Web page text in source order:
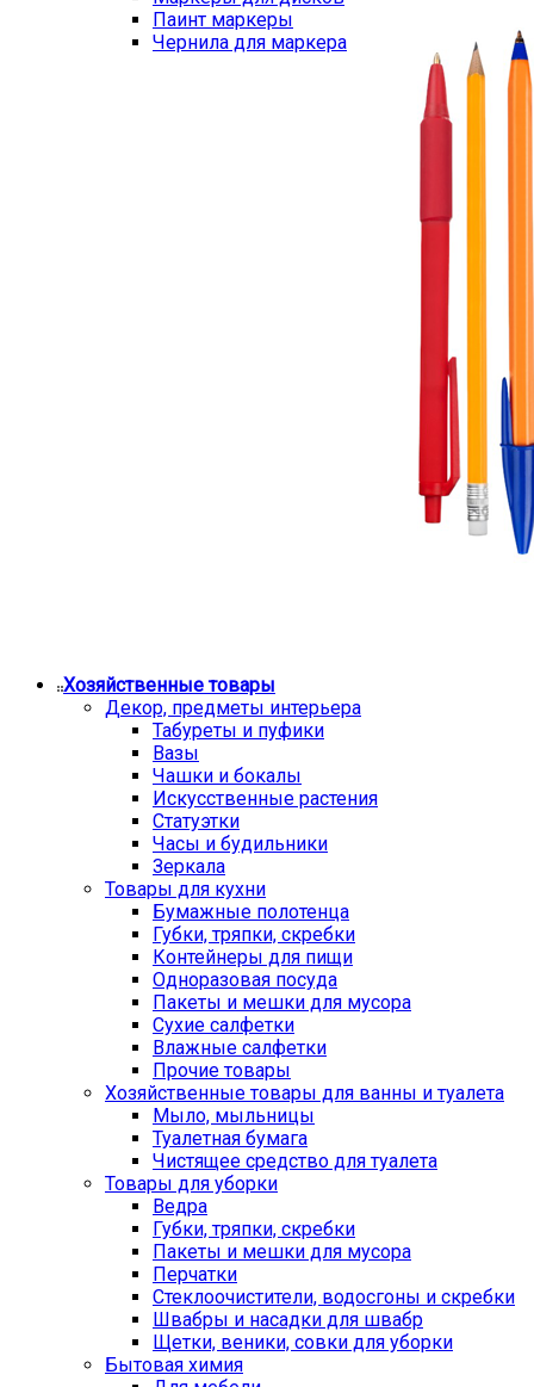
Паинт маркеры
Чернила для маркера
Хозяйственные товары
Декор, предметы интерьера
Табуреты и пуфики
Вазы
Чашки и бокалы
Искусственные растения
Статуэтки
Часы и будильники
Зеркала
Товары для кухни
Бумажные полотенца
Губки, тряпки, скребки
Контейнеры для пищи
Одноразовая посуда
Пакеты и мешки для мусора
Сухие салфетки
Влажные салфетки
Прочие товары
Хозяйственные товары для ванны и туалета
Мыло, мыльницы
Туалетная бумага
Чистящее средство для туалета
Товары для уборки
Ведра
Губки, тряпки, скребки
Пакеты и мешки для мусора
Перчатки
Стеклоочистители, водосгоны и скребки
Швабры и насадки для швабр
Щетки, веники, совки для уборки
Бытовая химия